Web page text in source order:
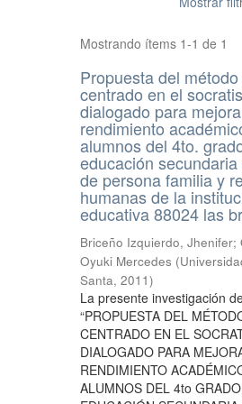
Mostrando ítems 1-1 de 1
Propuesta del
centrado en el
dialogado para
rendimiento
alumnos del 4to.
educación
de persona familia y
humanas de la
educativa 88024 las
Briceño Izquierdo, Jhenifer;
Oyuki Mercedes (
Santa, 2011)
La presente investigación
“PROPUESTA DEL
CENTRADO EN EL
DIALOGADO PARA
RENDIMIENTO
ALUMNOS DEL 4to